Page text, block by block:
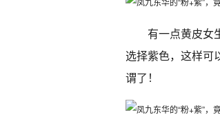
有一点黄皮女
选择紫色，这样可
谓了！